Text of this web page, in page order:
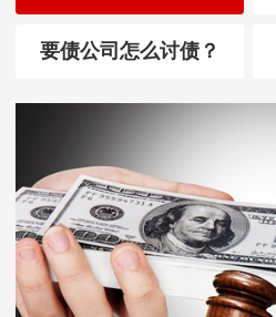
要债公司怎么讨债？